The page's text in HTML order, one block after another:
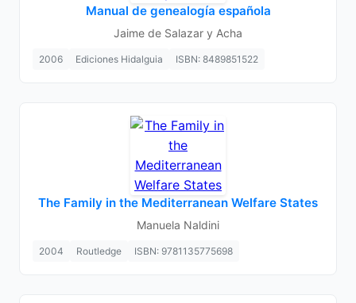
Manual de genealogía española
Jaime de Salazar y Acha
2006 Ediciones Hidalguia ISBN: 8489851522
The Family in the Mediterranean Welfare States
Manuela Naldini
2004 Routledge ISBN: 9781135775698